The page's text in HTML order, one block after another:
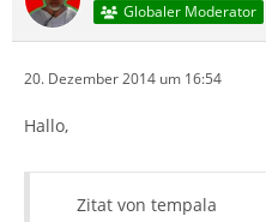
Globaler Moderator
20. Dezember 2014 um 16:54
Hallo,
Zitat von tempala